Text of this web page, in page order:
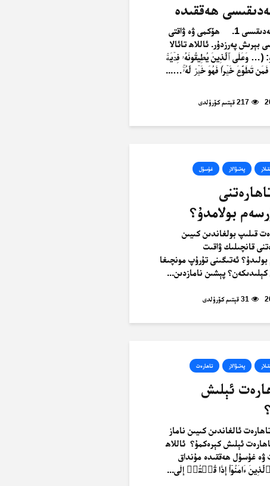
ھەققىدە
پىتىر سەدىقىسى 1. ھۆكمى ۋە ۋاقتى
بېرىش پەرزدۇر. ئاللاھ تائالا
﴿… وَعَلَى ٱلَّذِينَ يُطِيقُونَهُۥ فِدۡيَةٞ
تَطَوَّعَ خَيۡرٗا فَهُوَ خَيۡرٞ لَّهُۥۚ…...
217 قېتىم كۆرۈلدى
پەتىۋالار غۇسۇل
بولامدۇ؟
قىلىپ بولغاندىن كىيىن
قانچىلىك ۋاقىت
ئەتىگىنى تۇرۇپ مونچىغا
پېشىن نامازدىن...
31 قېتىم كۆرۈلدى
پەتىۋالار تاھارەت
ئېلىش
ئالغاندىن كىيىن ناماز
ئېلىش كېرەكمۇ؟ ئاللاھ
ۋە غۇسۇل ھەققىدە مۇنداق
ٱلَّذِينَ ءَامَنُوٓاْ إِذَا قُمۡتُمۡ إِلَى...